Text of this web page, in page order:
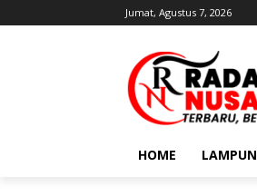
Jumat, Agustus 7, 2026
HOME